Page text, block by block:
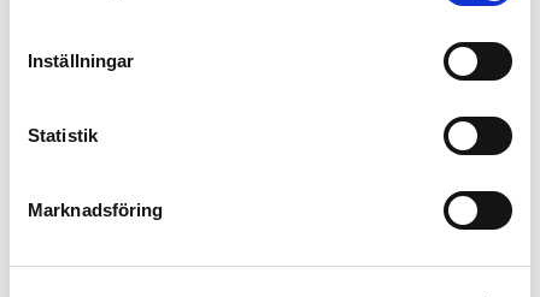
Inställningar
Statistik
Marknadsföring
– Sportsligt saknas Strömvallen. Det var inte lätt flytta
och vi är intimt förknippade med Strömvallen.
Vi har
klarat kvalmatcher och hängt kvar i allsvenskan en
vände 3-0 i halvtid till seger med 4-3 Malmö FF i